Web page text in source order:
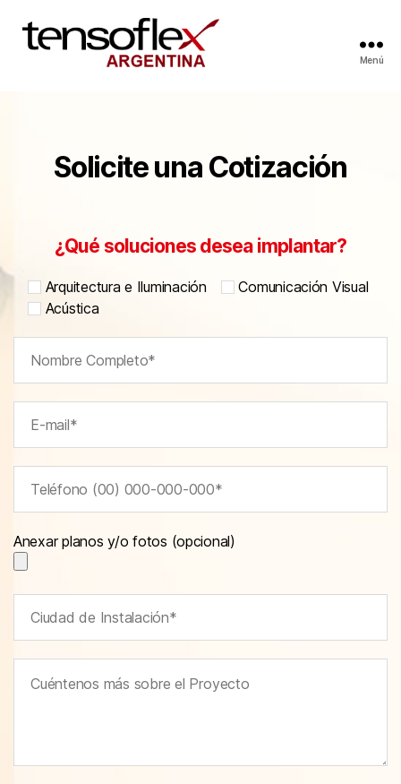
Menú
Solicite una Cotización
¿Qué soluciones desea implantar?
Arquitectura e Iluminación
Comunicación Visual
Acústica
Anexar planos y/o fotos (opcional)